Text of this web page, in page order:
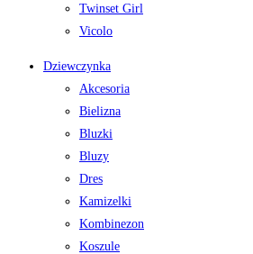
Twinset Girl
Vicolo
Dziewczynka
Akcesoria
Bielizna
Bluzki
Bluzy
Dres
Kamizelki
Kombinezon
Koszule